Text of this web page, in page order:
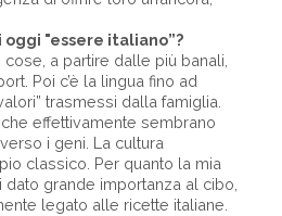
oggi "essere italiano”?
cose, a partire dalle più banali,
Poi c’è la lingua fino ad
trasmessi dalla famiglia.
che effettivamente sembrano
i geni. La cultura
classico. Per quanto la mia
grande importanza al cibo,
legato alle ricette italiane.